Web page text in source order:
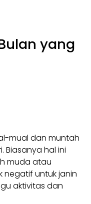
yang
mual dan muntah
Biasanya hal ini
muda atau
negatif untuk janin
aktivitas dan